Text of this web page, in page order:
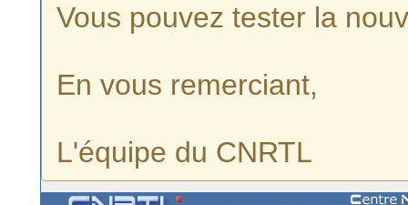
Vous pouvez tester la
En vous remerciant,
L'équipe du CNRTL